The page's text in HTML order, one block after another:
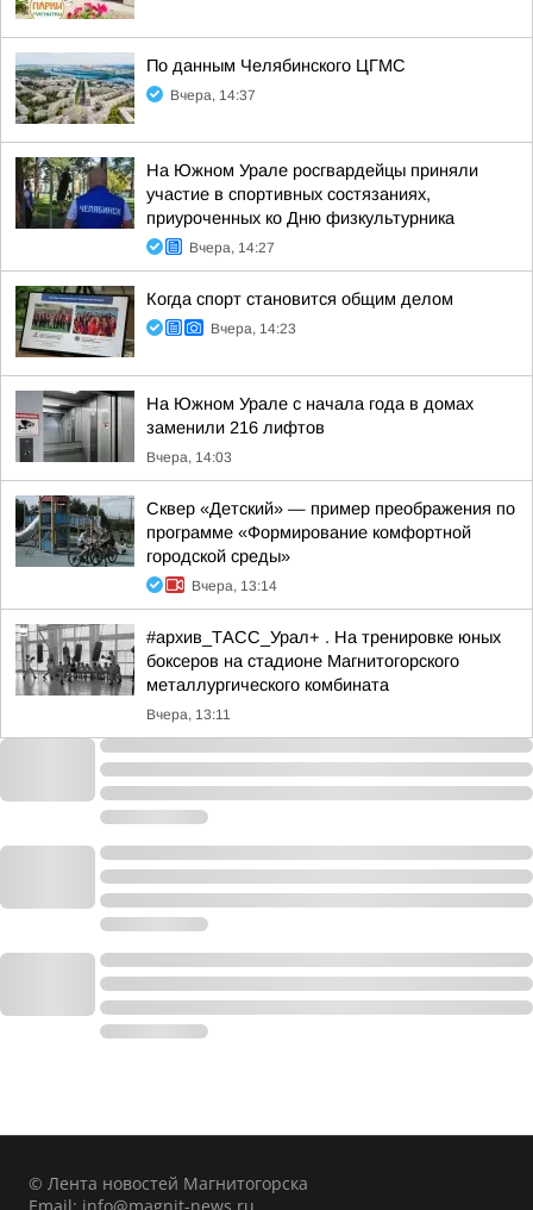
По данным Челябинского ЦГМС
Вчера, 14:37
На Южном Урале росгвардейцы приняли
участие в спортивных состязаниях,
приуроченных ко Дню физкультурника
Вчера, 14:27
Когда спорт становится общим делом
Вчера, 14:23
На Южном Урале с начала года в домах
заменили 216 лифтов
Вчера, 14:03
Сквер «Детский» — пример преображения по
программе «Формирование комфортной
городской среды»
Вчера, 13:14
#архив_ТАСС_Урал+ . На тренировке юных
боксеров на стадионе Магнитогорского
металлургического комбината
Вчера, 13:11
© Лента новостей Магнитогорска